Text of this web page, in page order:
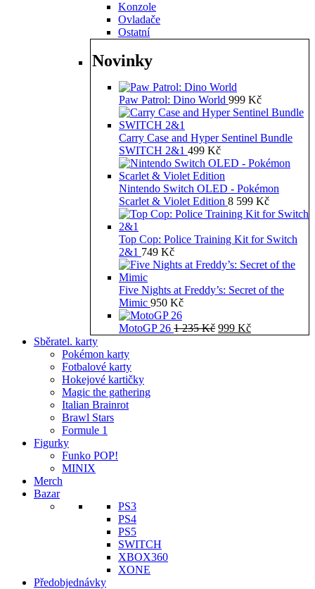
Konzole
Ovladače
Ostatní
Novinky
Paw Patrol: Dino World 999 Kč
Carry Case and Hyper Sentinel Bundle
SWITCH 2&1 499 Kč
Nintendo Switch OLED - Pokémon
Scarlet & Violet Edition 8 599 Kč
Top Cop: Police Training Kit for Switch
2&1 749 Kč
Five Nights at Freddy’s: Secret of the
Mimic 950 Kč
MotoGP 26 1 235Kč Původní
999 KčAktuální
Sběratel. karty
Pokémon karty
Fotbalové karty
Hokejové kartičky
Magic the gathering
Italian Brainrot
Brawl Stars
Formule 1
Figurky
Funko POP!
MINIX
Merch
Bazar
PS3
PS4
PS5
SWITCH
XBOX360
XONE
Předobjednávky